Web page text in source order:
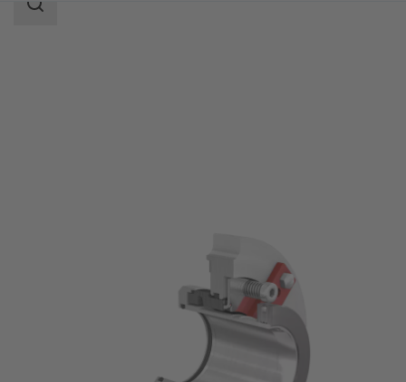
Sökomfattning